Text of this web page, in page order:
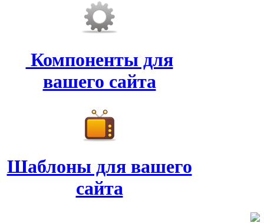
Компоненты для
вашего сайта
Шаблоны для вашего
сайта